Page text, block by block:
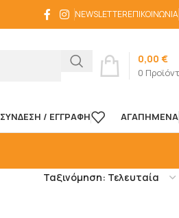
NEWSLETTERΕΠΙΚΟΙΝΩΝΊΑ
0
0,00 €
ΣΎΝΔΕΣΗ / ΕΓΓΡΑΦΉ ΑΓΑΠΗΜΈΝΑ